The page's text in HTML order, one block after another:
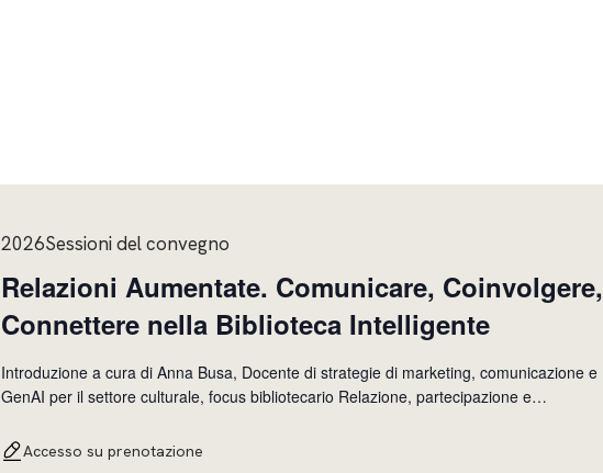
2026Sessioni del convegno
Relazioni Aumentate. Comunicare, Coinvolgere,
Connettere nella Biblioteca Intelligente
Introduzione a cura di Anna Busa, Docente di strategie di marketing, comunicazione e
GenAI per il settore culturale, focus bibliotecario Relazione, partecipazione e
Biblioteche al servizio di Esseri Umani (
Accesso su prenotazione